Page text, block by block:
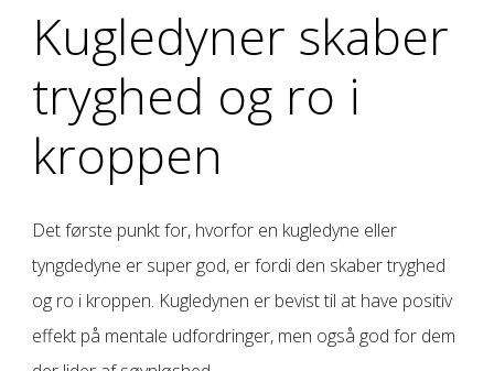
Kugledyner skaber
tryghed og ro i
kroppen
Det første punkt for, hvorfor en kugledyne eller
tyngdedyne er super god, er fordi den skaber tryghed
og ro i kroppen. Kugledynen er bevist til at have positiv
effekt på mentale udfordringer, men også god for dem